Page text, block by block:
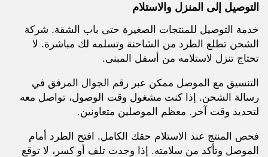
التوصيل إلى المنزل والاستلام
خدمة التوصيل للمنتجات الصغيرة حتى باب الشقة. شركة
الشحن تطلع الطرد من الشاحنة وتسلمه لك مباشرة. لا
تحتاج تنزل لاستلامه من أسفل المبنى.
التنسيق مع الموصل ممكن عبر رقم الجوال المرفق في
رسالة الشحن. إذا كنت مشغول وقت الوصول، تواصل معه
لتحديد وقت آخر. معظم الموصلين متعاونين.
فحص المنتج عند الاستلام حقك الكامل. افتح الطرد أمام
الموصل وتأكد من سلامته. إذا وجدت تلف أو كسر، لا توقع